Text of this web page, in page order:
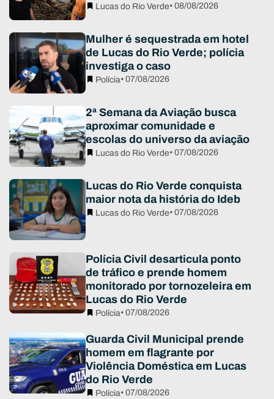
Lucas do Rio Verde• 08/08/2026
Mulher é sequestrada em hotel
de Lucas do Rio Verde; polícia
investiga o caso
Polícia• 07/08/2026
2ª Semana da Aviação busca
aproximar comunidade e
escolas do universo da aviação
Lucas do Rio Verde• 07/08/2026
Lucas do Rio Verde conquista
maior nota da história do Ideb
Lucas do Rio Verde• 07/08/2026
Polícia Civil desarticula ponto
de tráfico e prende homem
monitorado por tornozeleira em
Lucas do Rio Verde
Polícia• 07/08/2026
Guarda Civil Municipal prende
homem em flagrante por
Violência Doméstica em Lucas
do Rio Verde
Polícia• 07/08/2026